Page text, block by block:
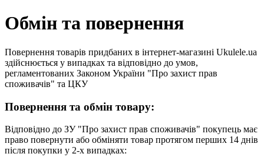
Обмін та повернення
Повернення товарів придбаних в інтернет-магазині Ukulele.ua
здійснюється у випадках та відповідно до умов,
регламентованих Законом України "Про захист прав
споживачів" та ЦКУ
Повернення та обмін товару:
Відповідно до ЗУ "Про захист прав споживачів" покупець має
право повернути або обміняти товар протягом перших 14 днів
після покупки у 2-х випадках: